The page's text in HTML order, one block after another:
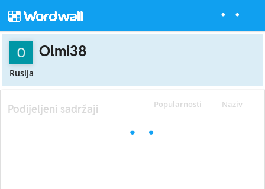
Olmi38
Rusija
Popularnosti Naziv
Podijeljeni sadržaji